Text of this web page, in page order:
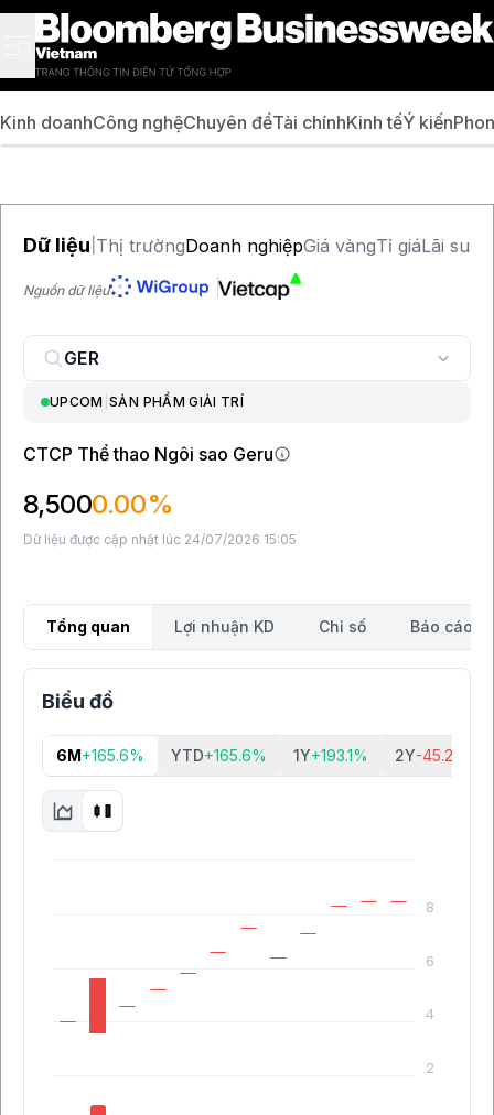
Kinh doanhCông nghệChuyên đềTài chínhKinh tếÝ kiến
Dữ liệu Thị trườngDoanh nghiệpGiá vàngTỉ giáLãi suất
Nguồn dữ liệu
UPCOM |SẢN PHẨM GIẢI TRÍ
CTCP Thể thao Ngôi sao Geru
8,5000.00%
Dữ liệu được cập nhật lúc 24/07/2026 15:05
Tổng quan Lợi nhuận KD Chỉ số Báo cáo
Biểu đồ
6M+165.6% YTD+165.6% 1Y+193.1% 2Y-45.2%
2
4
6
8